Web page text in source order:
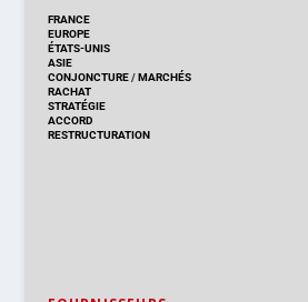
FRANCE
EUROPE
ÉTATS-UNIS
ASIE
CONJONCTURE/MARCHÉS
RACHAT
STRATÉGIE
ACCORD
RESTRUCTURATION